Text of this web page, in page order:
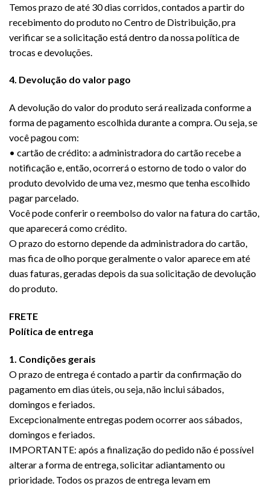
Temos prazo de até 30 dias corridos, contados a partir do
recebimento do produto no Centro de Distribuição, pra
verificar se a solicitação está dentro da nossa política de
trocas e devoluções.
4. Devolução do valor pago
A devolução do valor do produto será realizada conforme a
forma de pagamento escolhida durante a compra. Ou seja, se
você pagou com:
• cartão de crédito: a administradora do cartão recebe a
notificação e, então, ocorrerá o estorno de todo o valor do
produto devolvido de uma vez, mesmo que tenha escolhido
pagar parcelado.
Você pode conferir o reembolso do valor na fatura do cartão,
que aparecerá como crédito.
O prazo do estorno depende da administradora do cartão,
mas fica de olho porque geralmente o valor aparece em até
duas faturas, geradas depois da sua solicitação de devolução
do produto.
FRETE
Política de entrega
1. Condições gerais
O prazo de entrega é contado a partir da confirmação do
pagamento em dias úteis, ou seja, não inclui sábados,
domingos e feriados.
Excepcionalmente entregas podem ocorrer aos sábados,
domingos e feriados.
IMPORTANTE: após a finalização do pedido não é possível
alterar a forma de entrega, solicitar adiantamento ou
prioridade. Todos os prazos de entrega levam em